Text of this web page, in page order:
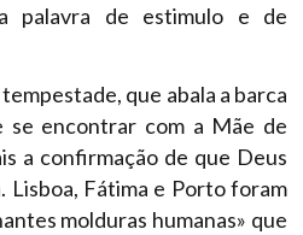
palavra de estimulo e de
que abala a barca
se encontrar com a Mãe de
a confirmação de que Deus
Lisboa, Fátima e Porto foram
molduras humanas» que